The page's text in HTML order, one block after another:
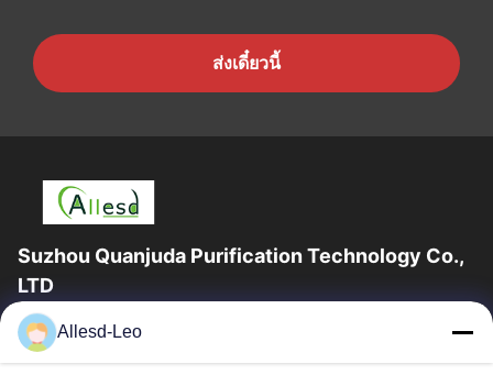
ส่งเดี๋ยวนี้
Suzhou Quanjuda Purification Technology Co.,
LTD
ประสบการณ์ 16 ปี ในฐานะผู้ผลิตและผู้ส่งออกผลิตภัณฑ์ ESD &
Cleanroom ชั้นนำ เราขอเสนออุปกรณ์และวัสดุสิ้นเปลือง ESD &
Allesd-Leo